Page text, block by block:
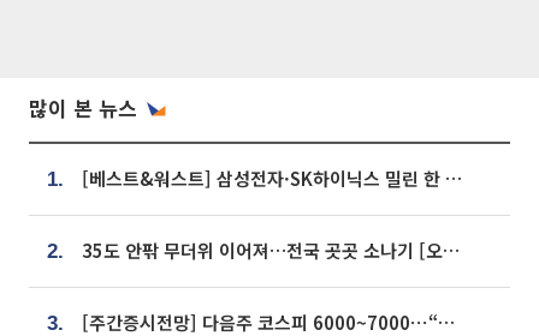
많이 본 뉴스
1. [베스트&워스트] 삼성전자·SK하이닉스 밀린 한 주…상상인증권은 85% 급등
2. 35도 안팎 무더위 이어져…전국 곳곳 소나기 [오늘 날씨]
3. [주간증시전망] 다음주 코스피 6000~7000⋯“外人 수급은 정책이 변수”